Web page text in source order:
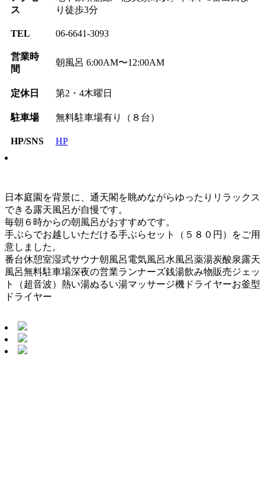
ス
り徒歩3分
TEL 06-6641-3093
営業時
間
朝風呂 6:00AM〜12:00AM
定休日 第2・4木曜日
駐車場 無料駐車場有り（８台）
HP/SNS HP
日本庭園を背景に、通天閣を眺めながらゆったりリラックス
できる露天風呂が自慢です。
毎朝６時からの朝風呂がおすすめです。
手ぶらでお越しいただける手ぶらセット（５８０円）をご用
意しました。
番台休憩室湿式サウナ朝風呂電気風呂水風呂薬湯炭酸泉露天
風呂無料駐車場深夜の営業ランナーズ銭湯飲み物販売ジェッ
ト（超音波） 熱い湯ぬるい湯マッサージ機 ドライヤーお釜型
ドライヤー